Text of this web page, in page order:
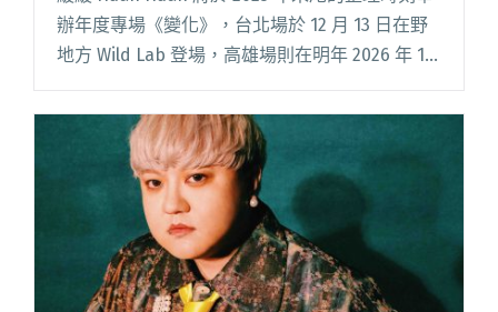
辦年度專場《變化》，台北場於 12 月 13 日在野
地方 Wild Lab 登場，高雄場則在明年 2026 年 1
只閱讀全文 "吉他手包子告別演出 緩緩年度專場
《變化》12/13台北野地方、1/4高雄LIVE
WAREHOUSE登場"